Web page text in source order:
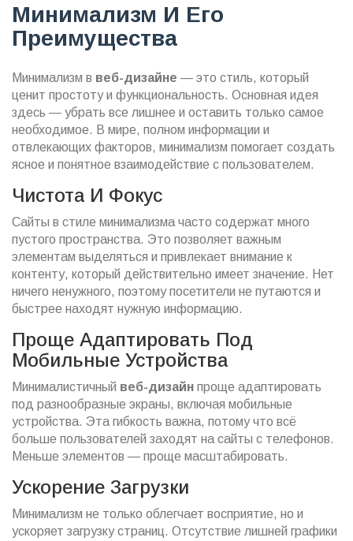
Минимализм И Его
Преимущества
Минимализм в веб-дизайне — это стиль, который
ценит простоту и функциональность. Основная идея
здесь — убрать все лишнее и оставить только самое
необходимое. В мире, полном информации и
отвлекающих факторов, минимализм помогает создать
ясное и понятное взаимодействие с пользователем.
Чистота И Фокус
Сайты в стиле минимализма часто содержат много
пустого пространства. Это позволяет важным
элементам выделяться и привлекает внимание к
контенту, который действительно имеет значение. Нет
ничего ненужного, поэтому посетители не путаются и
быстрее находят нужную информацию.
Проще Адаптировать Под
Мобильные Устройства
Минималистичный веб-дизайн проще адаптировать
под разнообразные экраны, включая мобильные
устройства. Эта гибкость важна, потому что всё
больше пользователей заходят на сайты с телефонов.
Меньше элементов — проще масштабировать.
Ускорение Загрузки
Минимализм не только облегчает восприятие, но и
ускоряет загрузку страниц. Отсутствие лишней графики